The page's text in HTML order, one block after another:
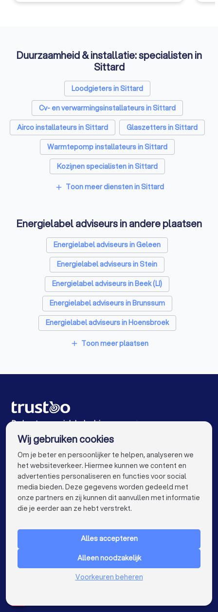
Duurzaamheid & installatie: specialisten in
Sittard
Loodgieters in Sittard
Cv- en verwarmingsinstallateurs in Sittard
Airco installateurs in Sittard
Glaszetters in Sittard
Warmtepomp installateurs in Sittard
Kozijnen specialisten in Sittard
Zonnepanelen-installateurs in Sittard
add Toon meer diensten in Sittard
Energielabel adviseurs in andere plaatsen
Energielabel adviseurs in Geleen
Energielabel adviseurs in Stein
Energielabel adviseurs in Beek (LI)
Energielabel adviseurs in Brunssum
Energielabel adviseurs in Hoensbroek
Energielabel adviseurs in Echt
Energielabel adviseurs in Valkenburg (LI)
Energielabel adviseurs in Landgraaf
Energielabel adviseurs in Amsterdam
Energielabel adviseurs in Rotterdam
Energielabel adviseurs in Den Haag
Energielabel adviseurs in Utrecht
Energielabel adviseurs in Tilburg
Energielabel adviseurs in Groningen
Energielabel adviseurs in Almere
add Toon meer plaatsen
De beste energielabel adviseurs voor jou
VOOR PARTICULIEREN keyboard_arrow_down
Nederland
Wij gebruiken cookies
Om je beter en persoonlijker te helpen, analyseren we
het websiteverkeer. Hiermee kunnen we content en
advertenties personaliseren en functies voor social
media bieden. Deze gegevens worden gedeeld met
onze partners en zij kunnen dit aanvullen met informatie
die je eerder aan ze hebt verstrekt.
Alles accepteren
Alleen noodzakelijk
Voorkeuren beheren